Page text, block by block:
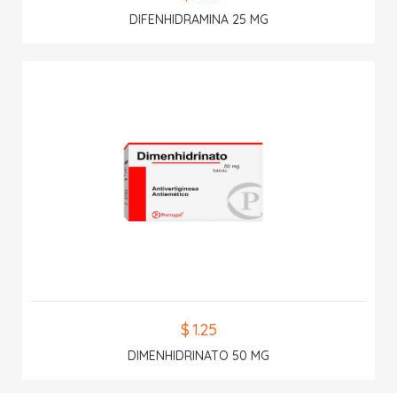
DIFENHIDRAMINA 25 MG
$ 1.25
DIMENHIDRINATO 50 MG